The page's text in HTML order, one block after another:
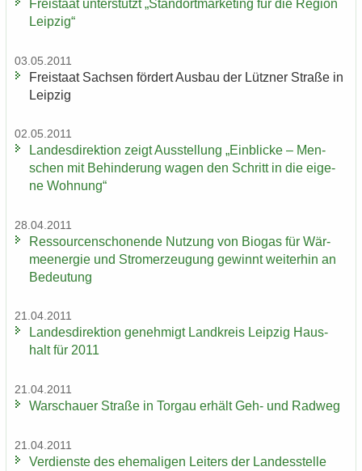
Frei­staat un­ter­stützt „Stand­ort­mar­ke­ting für die Re­gi­on
Leip­zig“
03.05.2011
Frei­staat Sach­sen för­dert Aus­bau der Lütz­ner Stra­ße in
Leip­zig
02.05.2011
Lan­des­di­rek­ti­on zeigt Aus­stel­lung „Ein­bli­cke – Men­
schen mit Be­hin­de­rung wagen den Schritt in die ei­ge­
ne Woh­nung“
28.04.2011
Res­sour­cen­scho­nen­de Nut­zung von Bio­gas für Wär­
me­en­er­gie und Strom­erzeu­gung ge­winnt wei­ter­hin an
Be­deu­tung
21.04.2011
Lan­des­di­rek­ti­on ge­neh­migt Land­kreis Leip­zig Haus­
halt für 2011
21.04.2011
War­schau­er Stra­ße in Tor­gau er­hält Geh- und Rad­weg
21.04.2011
Ver­diens­te des ehe­ma­li­gen Lei­ters der Lan­des­stel­le